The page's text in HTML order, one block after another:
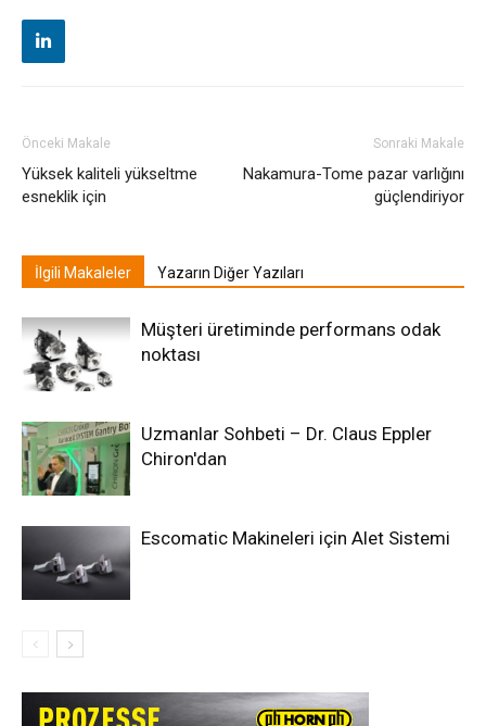
Önceki Makale
Yüksek kaliteli yükseltme
esneklik için
Sonraki Makale
Nakamura-Tome pazar varlığını
güçlendiriyor
İlgili Makaleler Yazarın Diğer Yazıları
Müşteri üretiminde performans odak
noktası
Uzmanlar Sohbeti – Dr. Claus Eppler
Chiron'dan
Escomatic Makineleri için Alet Sistemi